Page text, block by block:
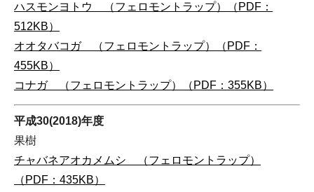
ハスモンヨトウ （フェロモントラップ）（PDF：
512KB）
オオタバコガ （フェロモントラップ）（PDF：
455KB）
コナガ （フェロモントラップ）（PDF：355KB）
平成30(2018)年度
果樹
チャバネアオカメムシ （フェロモントラップ）
（PDF：435KB）